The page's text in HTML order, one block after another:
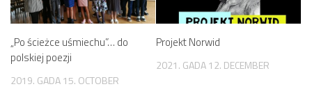
„Po ścieżce uśmiechu”… do
polskiej poezji
2019. GADA 15. OCTOBER
Projekt Norwid
2021. GADA 12. DECEMBER